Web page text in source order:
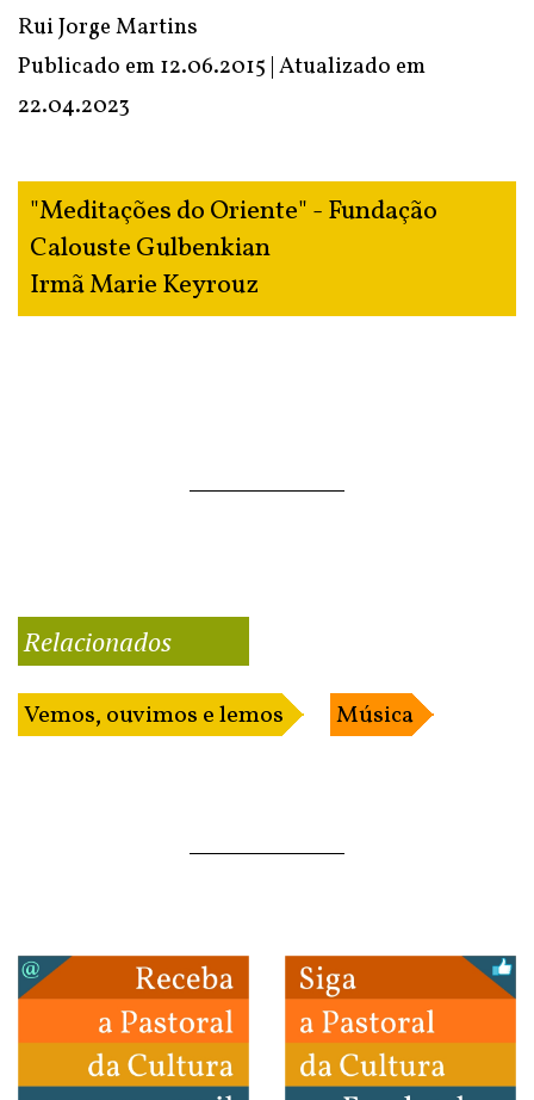
Rui Jorge Martins
Publicado em 12.06.2015 | Atualizado em
22.04.2023
"Meditações do Oriente" - Fundação
Calouste Gulbenkian
Irmã Marie Keyrouz
Relacionados
Vemos, ouvimos e lemos Música